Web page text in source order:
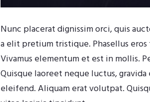
Nunc placerat dignissim orci, quis
a elit pretium tristique. Phasellus
Vivamus elementum et est in mollis.
Quisque laoreet neque luctus,
eleifend. Aliquam erat volutpat.